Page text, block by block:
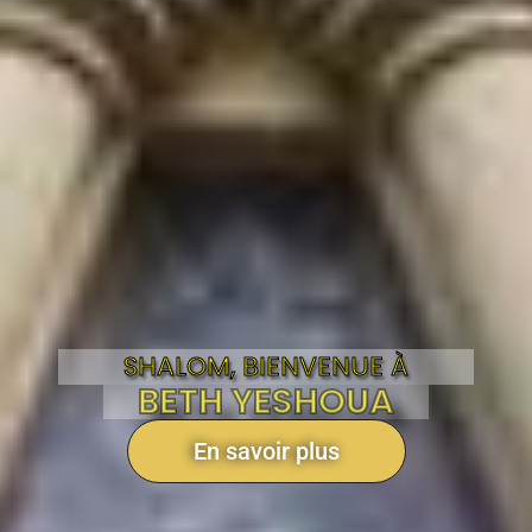
SHALOM, BIENVENUE À
BETH YESHOUA
En savoir plus